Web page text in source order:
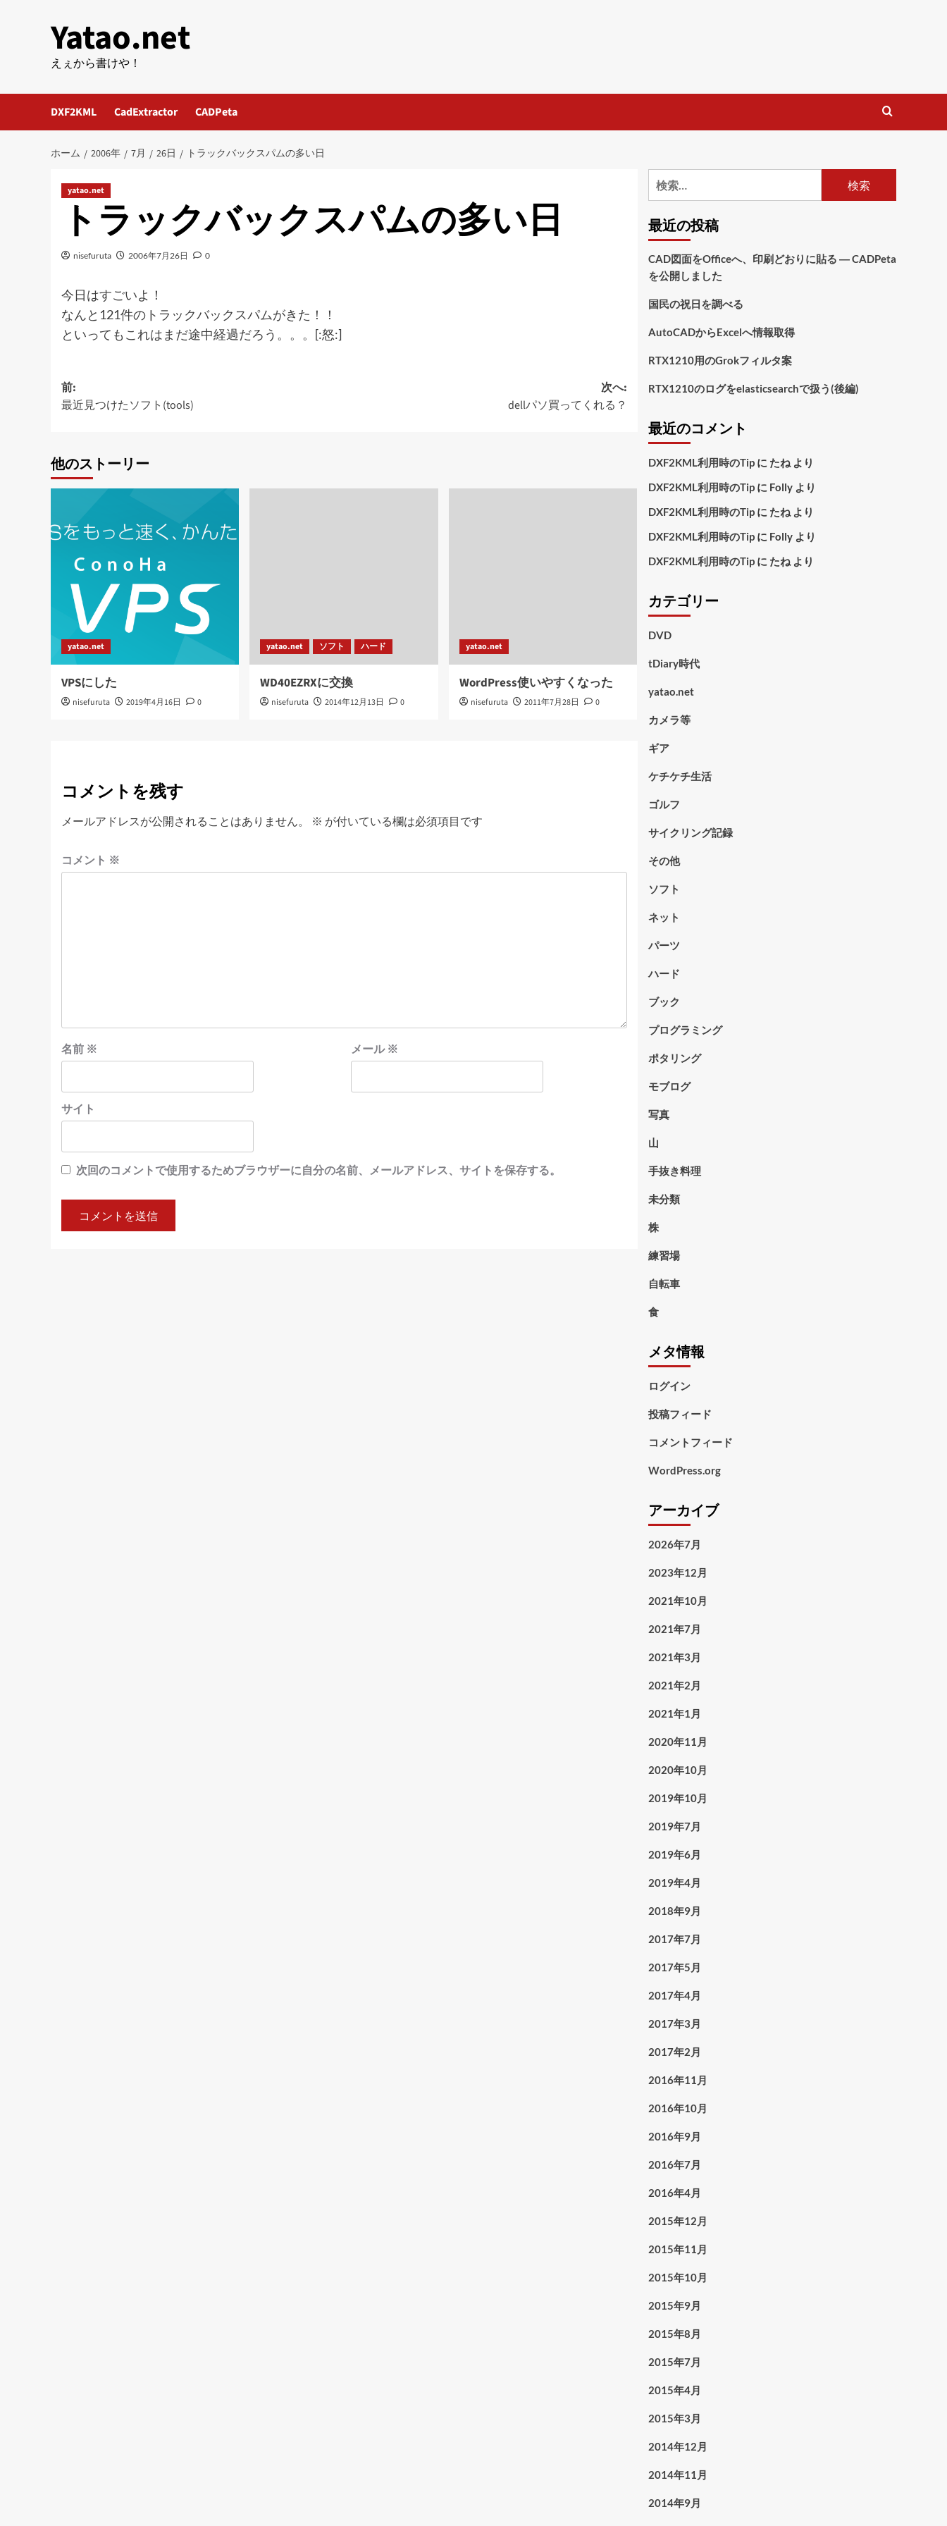
ッ
Yatao.net
えぇから書けや！
DXF2KML CadExtractor CADPeta
ホーム 2006年 7月 26日 トラックバックスパムの多い日
yatao.net
トラックバックスパムの多い日
nisefuruta 2006年7月26日 0
今日はすごいよ！
なんと121件のトラックバックスパムがきた！！
といってもこれはまだ途中経過だろう。。。[:怒:]
投
稿
ビ
ゲ
シ
ョ
ン
前:
最近見つけたソフト(tools)
次へ:
dellパソ買ってくれる？
他のストーリー
yatao.net
VPSにした
nisefuruta 2019年4月16日 0
yatao.net ソフト ハード
WD40EZRXに交換
nisefuruta 2014年12月13日 0
yatao.net
WordPress使いやすくなった
nisefuruta 2011年7月28日 0
コメントを残す
メールアドレスが公開されることはありません。 ※ が付いている欄は必須項目です
コメント ※
名前 ※ メール ※
サイト
次回のコメントで使用するためブラウザーに自分の名前、メールアドレス、サイトを保存する。
検
索:
最近の投稿
CAD図面をOfficeへ、印刷どおりに貼る ― CADPeta
を公開しました
国民の祝日を調べる
AutoCADからExcelへ情報取得
RTX1210用のGrokフィルタ案
RTX1210のログをelasticsearchで扱う(後編)
最近のコメント
DXF2KML利用時のTipに たねより
DXF2KML利用時のTipに Follyより
DXF2KML利用時のTipに たねより
DXF2KML利用時のTipに Follyより
DXF2KML利用時のTipに たねより
カテゴリー
DVD
tDiary時代
yatao.net
カメラ等
ギア
ケチケチ生活
ゴルフ
サイクリング記録
その他
ソフト
ネット
パーツ
ハード
ブック
プログラミング
ポタリング
モブログ
写真
山
手抜き料理
未分類
株
練習場
自転車
食
メタ情報
ログイン
投稿フィード
コメントフィード
WordPress.org
アーカイブ
2026年7月
2023年12月
2021年10月
2021年7月
2021年3月
2021年2月
2021年1月
2020年11月
2020年10月
2019年10月
2019年7月
2019年6月
2019年4月
2018年9月
2017年7月
2017年5月
2017年4月
2017年3月
2017年2月
2016年11月
2016年10月
2016年9月
2016年7月
2016年4月
2015年12月
2015年11月
2015年10月
2015年9月
2015年8月
2015年7月
2015年4月
2015年3月
2014年12月
2014年11月
2014年9月